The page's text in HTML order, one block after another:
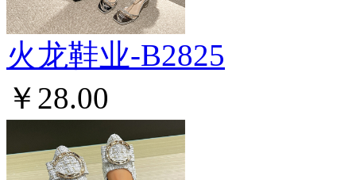
火龙鞋业-B2825
￥28.00